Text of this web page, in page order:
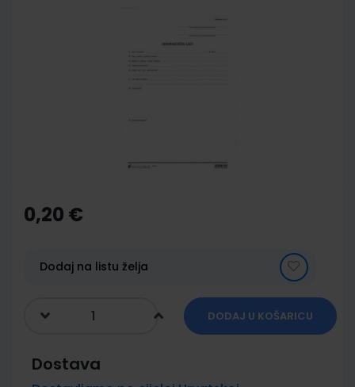
the
beginning
gallery
0,20 €
Dodaj na listu želja
DODAJ U KOŠARICU
Dostava